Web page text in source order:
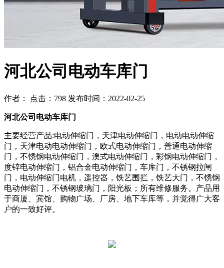
河北公司电动车库门
作者： 点击：798 发布时间：2022-02-25
河北公司电动车库门
主要经营产品:电动伸缩门，天津电动伸缩门，电动电动伸缩
门，天津电动电动伸缩门，欧式电动伸缩门，普通电动伸缩
门，不锈钢电动伸缩门，澳式电动伸缩门，彩钢电动伸缩门，
度锌电动伸缩门，铝合金电动伸缩门，车库门，不锈钢拉闸
门，电动伸缩门电机，遥控器，铁艺围拦，铁艺大门，不锈钢
电动伸缩门，不锈钢玻璃门，阳光板；所有维修服务。产品用
于商厦、宾馆、购物广场、厂房、地下车库等，并觉得广大客
户的一致好评。